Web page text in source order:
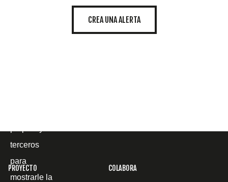
CREA UNA ALERTA
PROYECTO COLABORA
terceros
para
mostrarle la